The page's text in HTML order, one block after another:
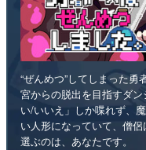
“ぜんめつ”してしまった
宮からの脱出を目指すダ
い/いいえ」しか喋れず、
い人形になっていて、僧
選ぶのは、あなたです。